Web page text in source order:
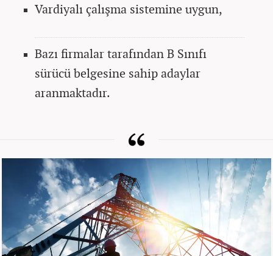
Vardiyalı çalışma sistemine uygun,
Bazı firmalar tarafından B Sınıfı
sürücü belgesine sahip adaylar
aranmaktadır.